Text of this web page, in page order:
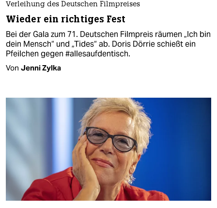
Verleihung des Deutschen Filmpreises
Wieder ein richtiges Fest
Bei der Gala zum 71. Deutschen Filmpreis räumen „Ich bin
dein Mensch“ und „Tides“ ab. Doris Dörrie schießt ein
Pfeilchen gegen #allesaufdentisch.
Von Jenni Zylka